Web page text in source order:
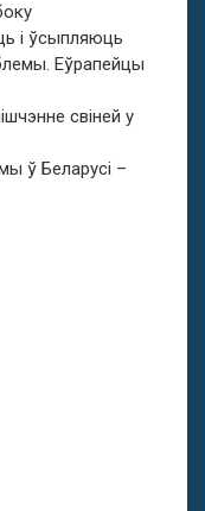
і ўсыпляюць
Еўрапейцы
свіней у
ў Беларусі –